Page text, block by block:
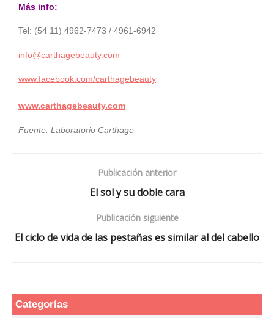
Más info:
Tel: (54 11) 4962-7473 / 4961-6942
info@carthagebeauty.com
www.facebook.com/carthagebeauty
www.carthagebeauty.com
Fuente: Laboratorio Carthage
Publicación anterior
El sol y su doble cara
Publicación siguiente
El ciclo de vida de las pestañas es similar al del cabello
Categorías